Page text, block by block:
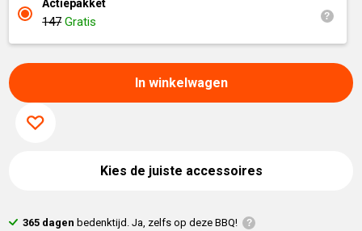
Actiepakket
147Gratis
In winkelwagen
Kies de juiste accessoires
365 dagen bedenktijd. Ja, zelfs op deze BBQ!